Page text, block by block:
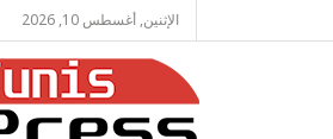
الإثنين, أغسطس 10, 2026